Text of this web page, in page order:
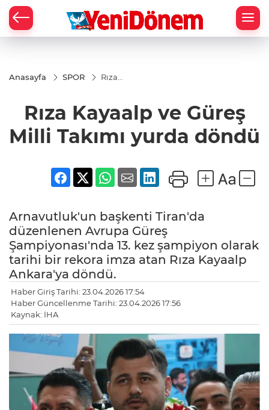
Anasayfa SPOR
Rıza
Milli
Takımı
yurda
döndü
Rıza Kayaalp ve Güreş
Milli Takımı yurda döndü
Arnavutluk'un başkenti Tiran'da
düzenlenen Avrupa Güreş
Şampiyonası'nda 13. kez şampiyon olarak
tarihi bir rekora imza atan Rıza Kayaalp
Ankara'ya döndü.
Haber Giriş Tarihi: 23.04.2026 17:54
Haber Güncellenme Tarihi: 23.04.2026 17:56
Kaynak: İHA